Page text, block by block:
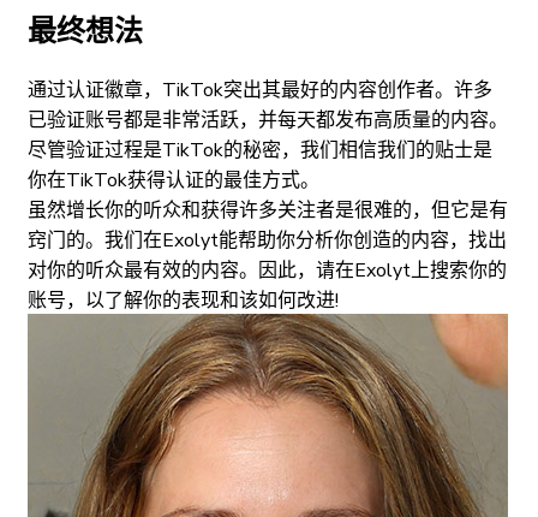
最终想法
通过认证徽章，TikTok突出其最好的内容创作者。许多
已验证账号都是非常活跃，并每天都发布高质量的内容。
尽管验证过程是TikTok的秘密，我们相信我们的贴士是
你在TikTok获得认证的最佳方式。
虽然增长你的听众和获得许多关注者是很难的，但它是有
窍门的。我们在Exolyt能帮助你分析你创造的内容，找出
对你的听众最有效的内容。因此，请在Exolyt上搜索你的
账号，以了解你的表现和该如何改进!